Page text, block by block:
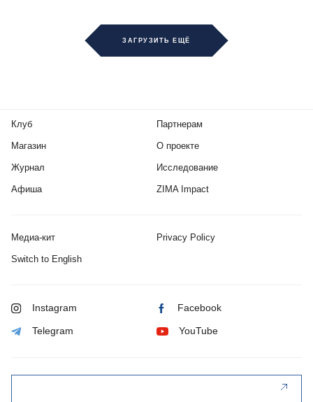
ЗАГРУЗИТЬ ЕЩЁ
Клуб
Магазин
Журнал
Афиша
Партнерам
О проекте
Исследование
ZIMA Impact
Медиа-кит Privacy Policy
Switch to English
Instagram Facebook
Telegram YouTube